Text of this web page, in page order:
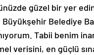
güzel bir yer
Büyükşehir Belediye
Tabii benim
verisini, en güçlü